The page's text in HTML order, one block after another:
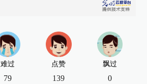
难过
79
点赞
139
飘过
0